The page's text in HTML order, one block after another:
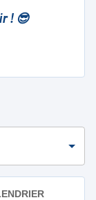
! 😎